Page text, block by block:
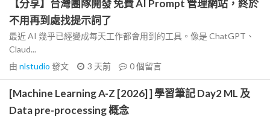
【分享】台灣團隊開發 免費 AI Prompt 管理網站，終於
不用再到處找提示詞了
最近 AI 幾乎已經變成每天工作都會用到的工具。像是 ChatGPT、
Claud...
由 nlstudio 發文 3 天前 0個留言
[Machine Learning A-Z [2026] ] 學習筆記 Day2 ML 及
Data pre-processing 概念